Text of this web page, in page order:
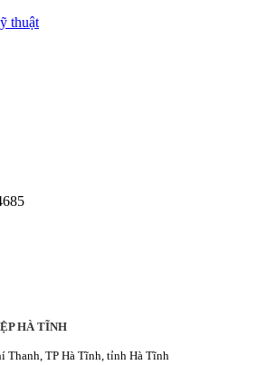
thuật
HÀ TĨNH
Thanh, TP Hà Tĩnh, tỉnh Hà Tĩnh